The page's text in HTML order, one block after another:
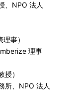
、NPO 法人
事）
理事
）
所、NPO 法人